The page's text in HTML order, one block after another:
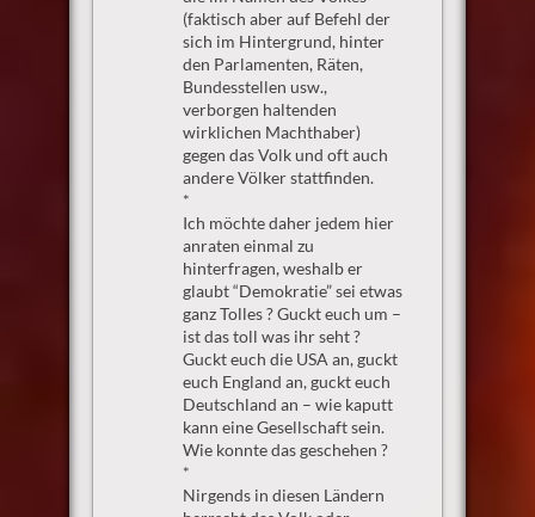
(faktisch aber auf Befehl der
sich im Hintergrund, hinter
den Parlamenten, Räten,
Bundesstellen usw.,
verborgen haltenden
wirklichen Machthaber)
gegen das Volk und oft auch
andere Völker stattfinden.
*
Ich möchte daher jedem hier
anraten einmal zu
hinterfragen, weshalb er
glaubt “Demokratie” sei etwas
ganz Tolles ? Guckt euch um –
ist das toll was ihr seht ?
Guckt euch die USA an, guckt
euch England an, guckt euch
Deutschland an – wie kaputt
kann eine Gesellschaft sein.
Wie konnte das geschehen ?
*
Nirgends in diesen Ländern